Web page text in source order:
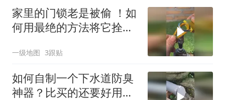
家里的门锁老是被偷 ！如
何用最绝的方法将它拴起
一级地图 3跟贴
如何自制一个下水道防臭
神器？比买的还要好用